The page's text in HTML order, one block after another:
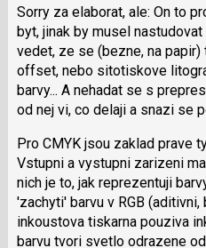
použít
i
klávesy
N
pro
následující
P
pro
předchozí
nový
názor
Sorry za elaborat, ale: On to
byt, jinak by musel
vedet, ze se (bezne, na
offset, nebo sitotiskove
barvy... A nehadat se s
od nej vi, co delaji a snazi se
Pro CMYK jsou zaklad prave
Vstupni a vystupni zarizeni
nich je to, jak reprezentuji
'zachyti' barvu v RGB
inkoustova tiskarna pouziva
barvu tvori svetlo odrazene